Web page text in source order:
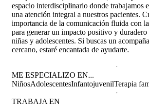
espacio interdisciplinario donde trabajamos
una atención integral a nuestros pacientes.
importancia de la comunicación fluida con
para generar un impacto positivo y
niñas y adolescentes. Si buscas un
cercano, estaré encantada de ayudarte.
ME ESPECIALIZO EN...
NiñosAdolescentesInfantojuvenilTerapia
TRABAJA EN